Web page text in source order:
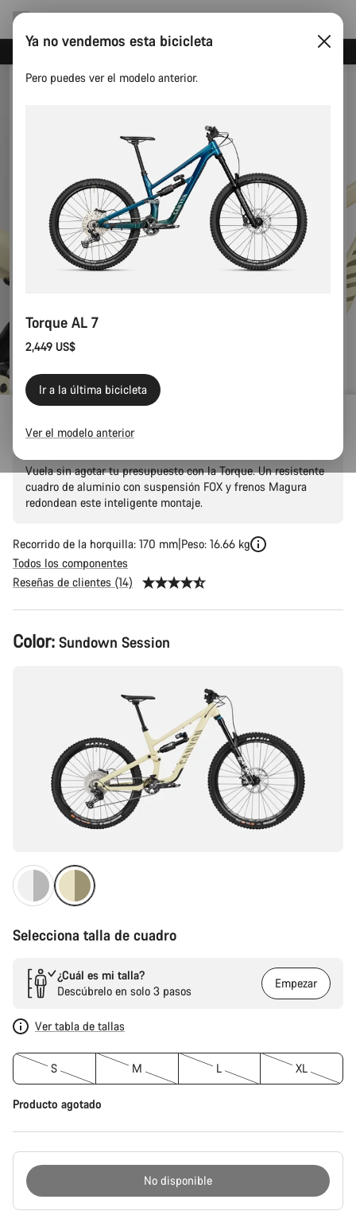
Torque 5
Vuela sin agotar tu presupuesto con la Torque. Un resistente
cuadro de aluminio con suspensión FOX y frenos Magura
redondean este inteligente montaje.
Recorrido de la horquilla: 170 mm Peso: 16.66 kg
Todos los componentes
Reseñas de clientes (14)
Configuración
del
Color: Sundown Session
Selecciona talla de cuadro
¿Cuál es mi talla?
Descúbrelo en solo 3 pasos
Empezar
Ver tabla de tallas
S M L XL
Producto agotado
No disponible
Ya no vendemos esta bicicleta
Pero puedes ver el modelo anterior.
Torque AL 7
2,449 US$
Ir a la última bicicleta
Ver el modelo anterior